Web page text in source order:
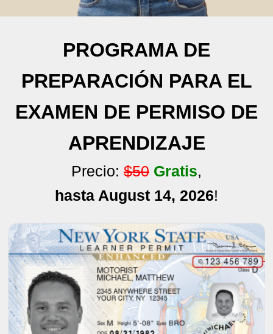
PROGRAMA DE
PREPARACIÓN PARA EL
EXAMEN DE PERMISO DE
APRENDIZAJE
Precio: $50 Gratis,
hasta August 14, 2026!